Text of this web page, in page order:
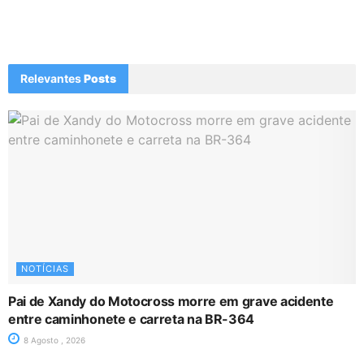
RelevantesPosts
NOTÍCIAS
Pai de Xandy do Motocross morre em grave acidente
entre caminhonete e carreta na BR-364
8 Agosto , 2026